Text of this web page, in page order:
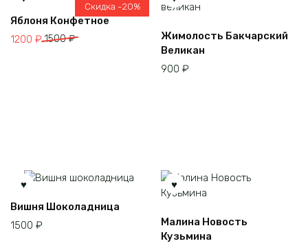
Этот
Скидка -20%
Яблоня Конфетное
1500₽
Первоначальная
1200 ₽
Текущая
Жимолость Бакчарский
Великан
900 ₽
Вишня Шоколадница
1500 ₽
Малина Новость
Кузьмина